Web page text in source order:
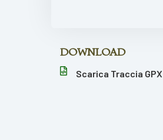
DOWNLOAD
Scarica Traccia GPX